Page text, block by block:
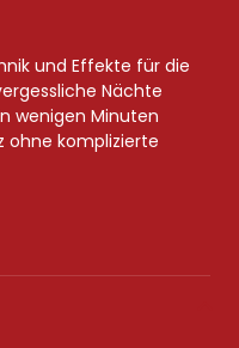
und Effekte für die
Nächte
wenigen Minuten
ohne komplizierte